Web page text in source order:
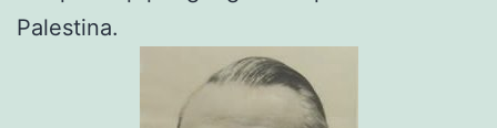
Palestina.